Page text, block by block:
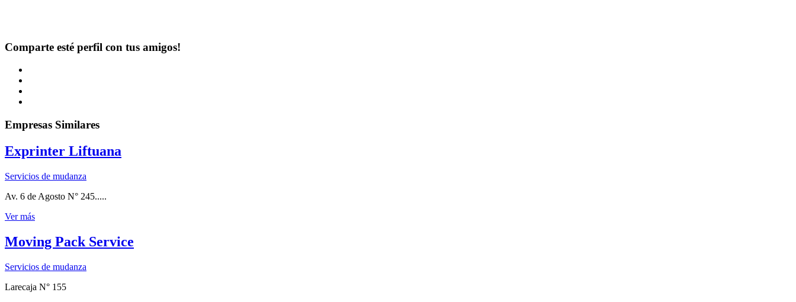
Comparte esté perfil con tus amigos!
Empresas Similares
Exprinter Liftuana
Servicios de mudanza
Av. 6 de Agosto N° 245.....
Ver más
Moving Pack Service
Servicios de mudanza
Larecaja N° 155